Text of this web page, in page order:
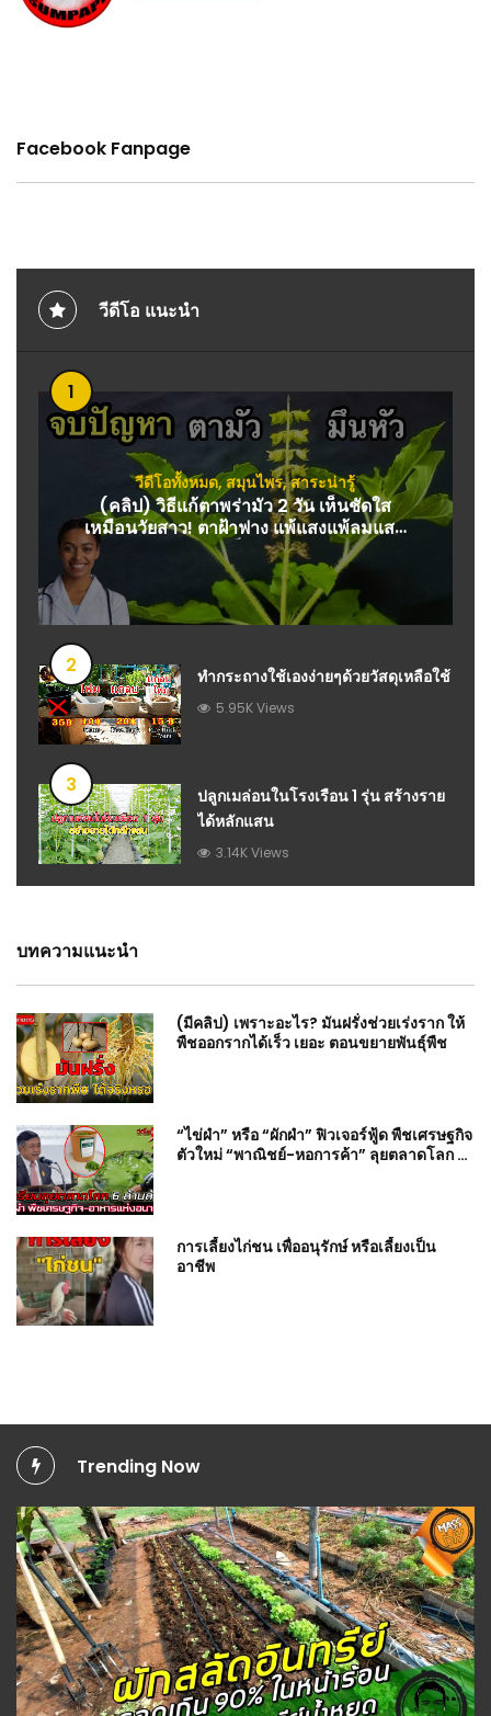
Facebook Fanpage
วีดีโอ แนะนำ
1
วีดีโอทั้งหมด,สมุนไพร,สาระน่ารู้
(คลิป) วิธีแก้ตาพร่ามัว 2 วัน เห็นชัดใส
เหมือนวัยสาว! ตาฝ้าฟาง แพ้แสงแพ้ลมแสบ
ตา ตาเบลอกลับเห็นชัดด้วยสมุนไพร :
สมุนไพร
2 ทำกระถางใช้เองง่ายๆด้วยวัสดุเหลือใช้
5.95K Views
3
ปลูกเมล่อนในโรงเรือน 1 รุ่น สร้างราย
ได้หลักแสน
3.14K Views
บทความแนะนำ
(มีคลิป) เพราะอะไร? มันฝรั่งช่วยเร่งราก ให้
พืชออกรากได้เร็ว เยอะ ตอนขยายพันธุ์พืช
“ไข่ผำ” หรือ “ผักผำ” ฟิวเจอร์ฟู้ด พืชเศรษฐกิจ
ตัวใหม่ “พาณิชย์-หอการค้า” ลุยตลาดโลก 6
การเลี้ยงไก่ชน เพื่ออนุรักษ์ หรือเลี้ยงเป็น
อาชีพ
Trending Now